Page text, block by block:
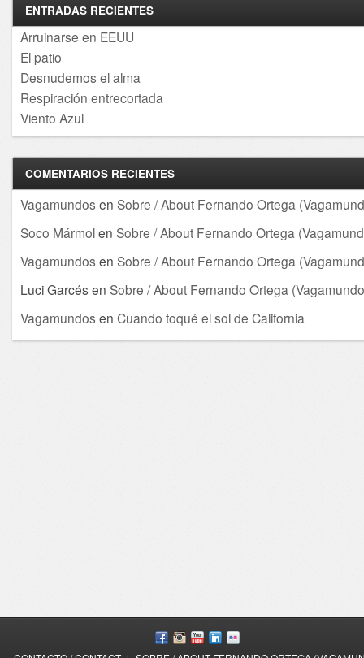
ENTRADAS RECIENTES
Arruinarse en EEUU
El patio
Desnudemos el alma
Respiración entrecortada
Viento Azul
COMENTARIOS RECIENTES
Vagamundos en Sobre / About Fernando Ortega
Soco Mármolen Sobre / About Fernando Ortega
Vagamundos en Sobre / About Fernando Ortega
Luci Garcés en Sobre / About Fernando Ortega
Vagamundos en Cuando toqué el sol de California